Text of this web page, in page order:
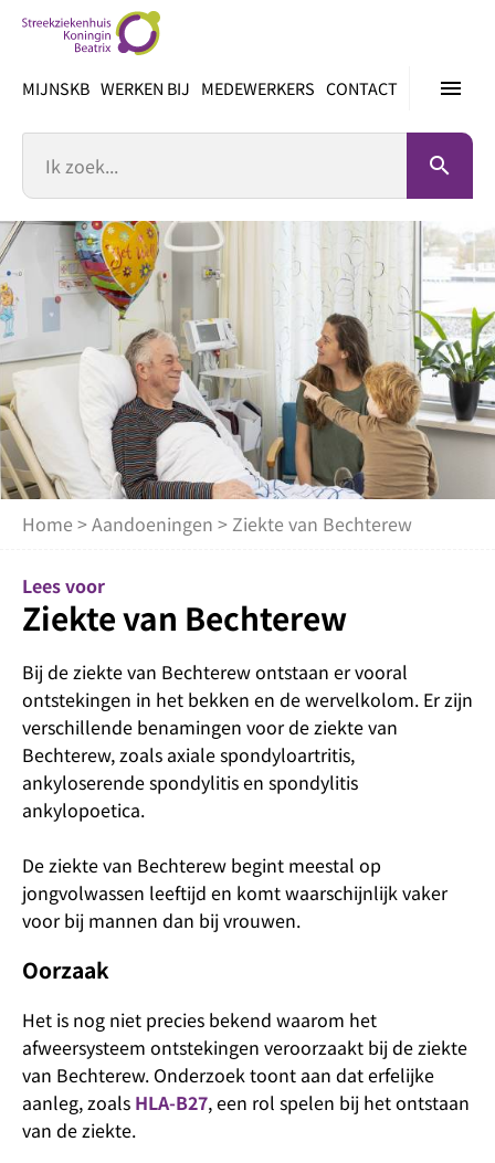
inhoud
menu
MIJNSKB WERKEN BIJ MEDEWERKERS CONTACT
search
Home >Aandoeningen > Ziekte van Bechterew
Lees voor
Ziekte van Bechterew
Bij de ziekte van Bechterew ontstaan er vooral
ontstekingen in het bekken en de wervelkolom. Er zijn
verschillende benamingen voor de ziekte van
Bechterew, zoals axiale spondyloartritis,
ankyloserende spondylitis en spondylitis
ankylopoetica.
De ziekte van Bechterew begint meestal op
jongvolwassen leeftijd en komt waarschijnlijk vaker
voor bij mannen dan bij vrouwen.
Oorzaak
Het is nog niet precies bekend waarom het
afweersysteem ontstekingen veroorzaakt bij de ziekte
van Bechterew. Onderzoek toont aan dat erfelijke
aanleg, zoals HLA-B27, een rol spelen bij het ontstaan
van de ziekte.